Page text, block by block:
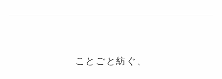
ことごと紡ぐ、